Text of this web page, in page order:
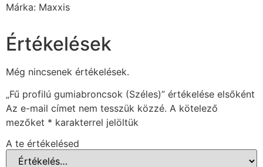
Márka: Maxxis
Értékelések
Még nincsenek értékelések.
„Fű profilú gumiabroncsok (Széles)” értékelése elsőként
Az e-mail címet nem tesszük közzé. A kötelező
mezőket * karakterrel jelöltük
A te értékelésed